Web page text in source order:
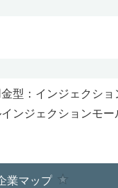
型：インジェクショ
ンジェクションモー